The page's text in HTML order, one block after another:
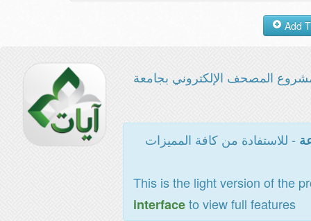
المصحف الإلكتروني بجامعة
- للاستفادة من كافة المميزات
This is the light version of the
interfaceto view full features